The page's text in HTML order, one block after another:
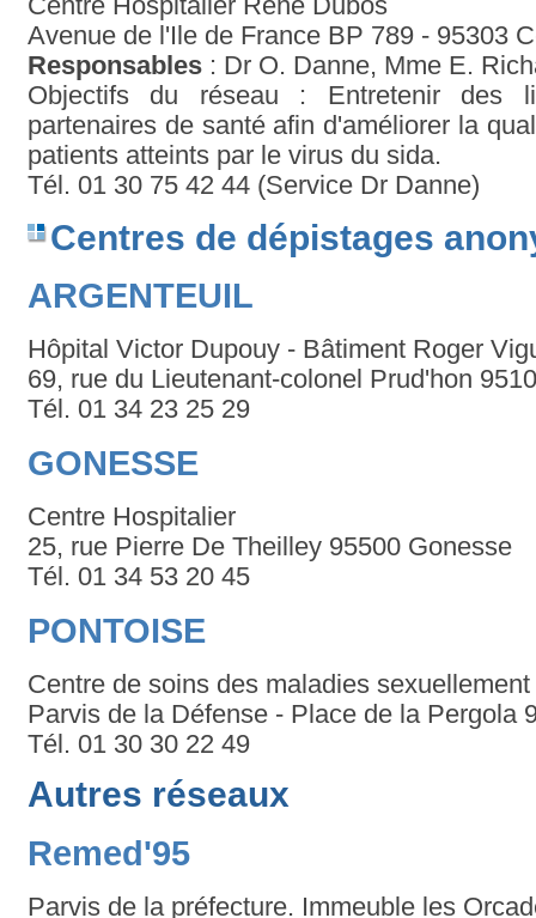
Centre Hospitalier René Dubos
Avenue de l'Ile de France BP 789 - 95303
Responsables : Dr O. Danne, Mme E.
Objectifs du réseau : Entretenir des
partenaires de santé afin d'améliorer la
patients atteints par le virus du sida.
Tél. 01 30 75 42 44 (Service Dr Danne)
Centres de dépistages
ARGENTEUIL
Hôpital Victor Dupouy - Bâtiment Roger
69, rue du Lieutenant-colonel Prud'hon
Tél. 01 34 23 25 29
GONESSE
Centre Hospitalier
25, rue Pierre De Theilley 95500 Gonesse
Tél. 01 34 53 20 45
PONTOISE
Centre de soins des maladies
Parvis de la Défense - Place de la Pergola
Tél. 01 30 30 22 49
Autres réseaux
Remed'95
Parvis de la préfecture. Immeuble les